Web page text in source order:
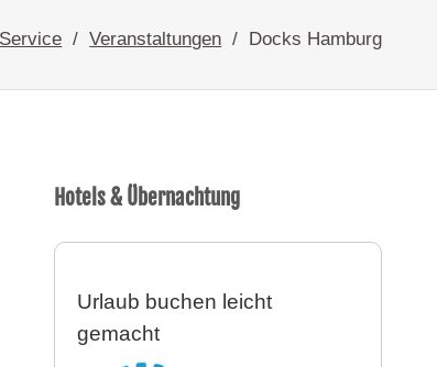
Service Veranstaltungen Docks Hamburg
Hotels & Übernachtung
Urlaub buchen leicht
gemacht